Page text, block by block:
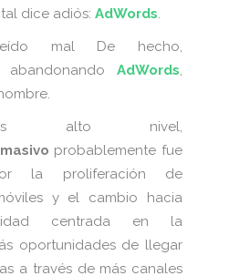
dice adiós: AdWords.
mal De hecho,
AdWords,
alto nivel,
masivo probablemente fue
la proliferación de
y el cambio hacia
centrada en la
oportunidades de llegar
a través de más canales